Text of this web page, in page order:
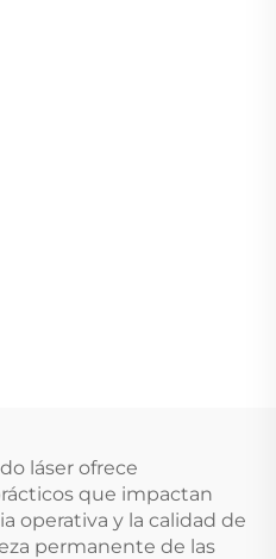
láser ofrece
que impactan
operativa y la calidad de
permanente de las